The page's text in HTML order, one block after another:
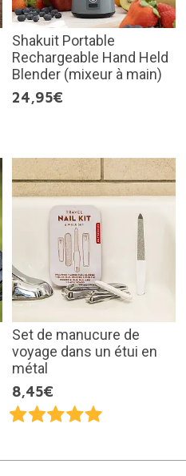
Shakuit Portable
Rechargeable Hand Held
Blender (mixeur à main)
24,95€
Set de manucure de
voyage dans un étui en
métal
8,45€